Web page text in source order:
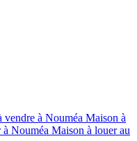
vendre à Nouméa Maison à
à Nouméa Maison à louer au